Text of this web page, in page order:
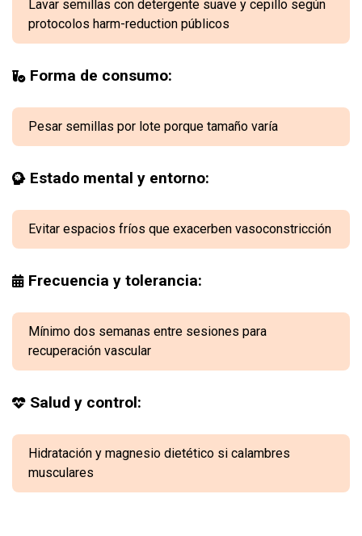
Lavar semillas con detergente suave y cepillo según
protocolos harm-reduction públicos
Forma de consumo:
Pesar semillas por lote porque tamaño varía
Estado mental y entorno:
Evitar espacios fríos que exacerben vasoconstricción
Frecuencia y tolerancia:
Mínimo dos semanas entre sesiones para
recuperación vascular
Salud y control:
Hidratación y magnesio dietético si calambres
musculares